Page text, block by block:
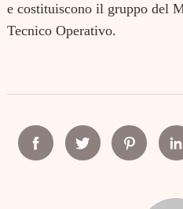
e costituiscono il gruppo del
Tecnico Operativo.
FacebookTwitter Pinterest